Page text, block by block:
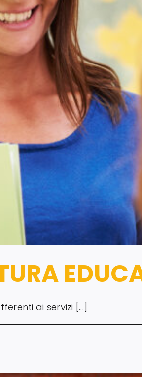
ai servizi [...]